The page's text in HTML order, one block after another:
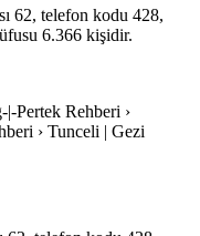
62, telefon kodu 428,
6.366 kişidir.
Pertek Rehberi ›
› Tunceli | Gezi